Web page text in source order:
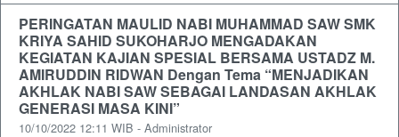
PERINGATAN MAULID NABI MUHAMMAD SAW SMK
KRIYA SAHID SUKOHARJO MENGADAKAN
KEGIATAN KAJIAN SPESIAL BERSAMA USTADZ M.
AMIRUDDIN RIDWAN Dengan Tema “MENJADIKAN
AKHLAK NABI SAW SEBAGAI LANDASAN AKHLAK
GENERASI MASA KINI”
10/10/2022 12:11 WIB - Administrator